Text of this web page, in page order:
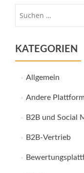
KATEGORIEN
Allgemein
Andere
B2B und Social
B2B-Vertrieb